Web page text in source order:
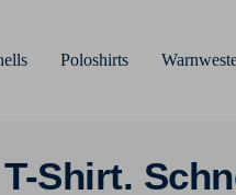
Poloshirts
Shirt.